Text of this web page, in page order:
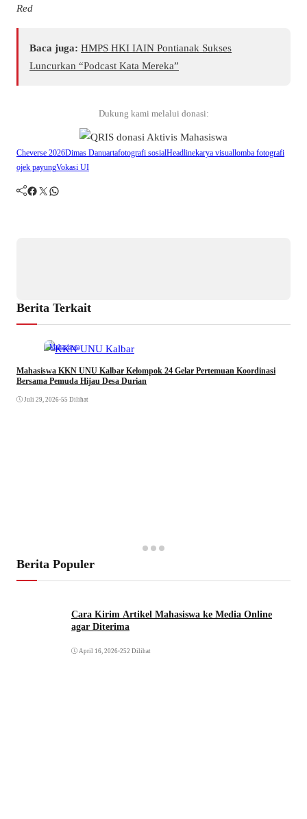
Red
Baca juga: HMPS HKI IAIN Pontianak Sukses
Luncurkan “Podcast Kata Mereka”
Dukung kami melalui donasi:
Cheverse 2026Dimas Danuartafotografi sosialHeadlinekarya visuallomba fotografi
ojek payungVokasi UI
Facebook Twitter WhatsApp
Berita Terkait
Mahasiswa
Mahasiswa KKN UNU Kalbar Kelompok 24 Gelar Pertemuan Koordinasi
Bersama Pemuda Hijau Desa Durian
Juli 29, 2026•55 Dilihat
Berita Populer
Cara Kirim Artikel Mahasiswa ke Media Online
agar Diterima
April 16, 2026•252 Dilihat